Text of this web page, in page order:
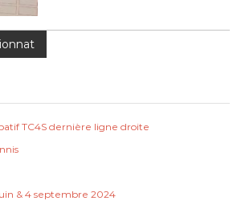
TC4S dernière ligne droite
& 4 septembre 2024